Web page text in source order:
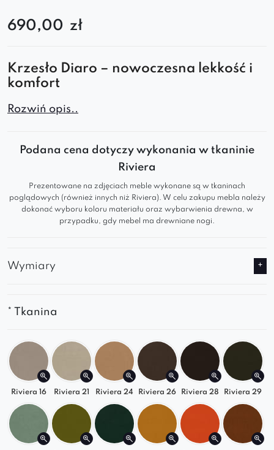
690,00 zł
Krzesło Diaro – nowoczesna lekkość i
komfort
Designerskie krzesło Diaro to połączenie
sprawdza się każdego dnia. Tapicerowane
przyjemną w dotyku tkaniną i osadzone na
odnajduje się jakokrzesło do jadalni, salonu czy
domowego biura.
Ergonomiczne oparcie z dekoracyjnym
Miękkie siedzisko gwarantuje komfort nawet
Lekkie, metalowe nogi nadają całości
nowoczesny charakter
Łatwe dopasowanie do wnętrza
Krzesło Diaro doskonale wpisuje się w
przestrzenie utrzymane w stylu skandynawskim,
Rozwiń opis..
Podana cena dotyczy wykonania w tkaninie
Riviera
Prezentowane na zdjęciach meble wykonane są w tkaninach
poglądowych (również innych niż Riviera). W celu zakupu mebla należy
dokonać wyboru koloru materiału oraz wybarwienia drewna, w
przypadku, gdy mebel ma drewniane nogi.
Wymiary
* Tkanina
Riviera 16 Riviera 21 Riviera 24 Riviera 26 Riviera 28 Riviera 29